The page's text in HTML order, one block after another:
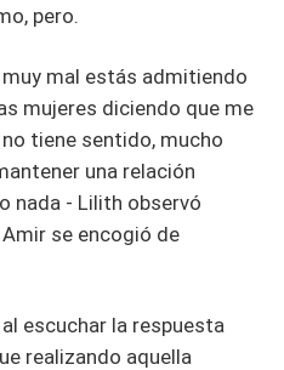
pero.
mal estás admitiendo
mujeres diciendo que me
tiene sentido, mucho
una relación
nada - Lilith observó
se encogió de
escuchar la respuesta
realizando aquella